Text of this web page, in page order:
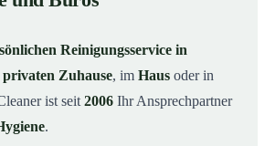
für einen Reinigungsservice
Reinigungsservice in
privaten Zuhause, im Haus oder in
ist seit 2006 Ihr Ansprechpartner
.